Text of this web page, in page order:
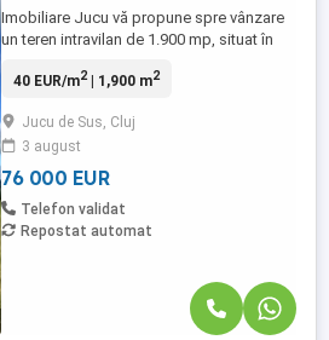
Imobiliare Jucu vă propune spre vânzare
un teren intravilan de 1.900 mp, situat în
potrivită atât pentru construirea unei
cât și pentru valorificare imobiliară.
Terenul are o configurație foarte bună
pentru construcție: ...
40 EUR/m2| 1,900 m2
Jucu de Sus, Cluj
3 august
76 000 EUR
Telefon validat
Repostat automat